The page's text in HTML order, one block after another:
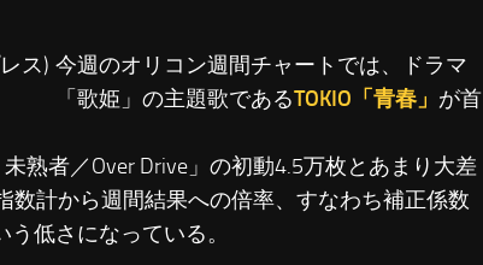
今週のオリコン週間チャートでは、ドラマ
「歌姫」の主題歌であるTOKIO「青春」 が首
熟者／Over Drive」の初動4.5万枚とあまり大差
数計から週間結果への倍率、すなわち補正係数
低さになっている。